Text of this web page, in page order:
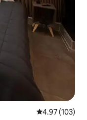
Ukadiriaji wa
4.97 (103)